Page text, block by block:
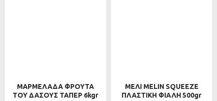
ΜΑΡΜΕΛΑΔΑ ΦΡΟΥΤΑ
ΤΟΥ ΔΑΣΟΥΣ ΤΑΠΕΡ 6kgr
ΜΕΛΙ MELIN SQUEEZE
ΠΛΑΣΤΙΚΗ ΦΙΑΛΗ 500gr